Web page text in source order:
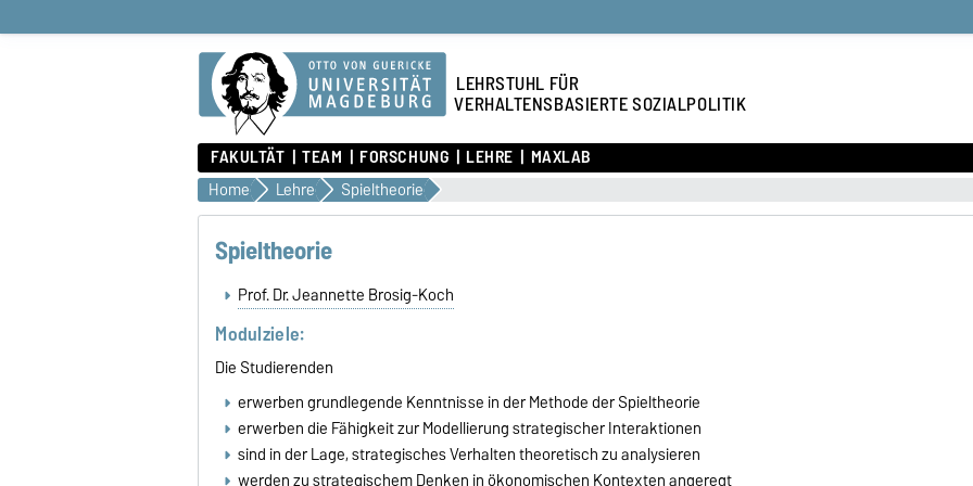
LEHRSTUHL FÜR
VERHALTENSBASIERTE SOZIALPOLITIK
FAKULTÄT TEAM FORSCHUNG LEHRE MAXLAB
Home Lehre Spieltheorie
Spieltheorie
Prof. Dr. Jeannette Brosig-Koch
Modulziele:
Die Studierenden
erwerben grundlegende Kenntnisse in der Methode der Spieltheorie
erwerben die Fähigkeit zur Modellierung strategischer Interaktionen
sind in der Lage, strategisches Verhalten theoretisch zu analysieren
werden zu strategischem Denken in ökonomischen Kontexten angeregt